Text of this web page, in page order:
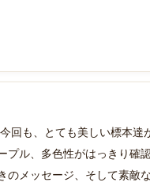
回も、とても美しい標本達
プル、多色性がはっきり確
のメッセージ、そして素敵